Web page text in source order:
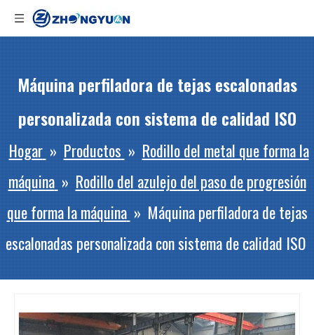
Máquina perfiladora de tejas escalonadas
personalizada con sistema de calidad ISO
Hogar » Productos » Rodillo del metal que forma la
máquina » Rodillo del azulejo del paso de progresión
que forma la máquina » Máquina perfiladora de tejas
escalonadas personalizada con sistema de calidad ISO